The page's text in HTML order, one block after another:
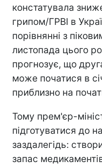
констатувала
грипом/ГРВІ в
порівнянні з
листопада цього
прогнозує, що
може початися в
приблизно на
Тому прем'єр-
підготуватися до
заздалегідь:
запас